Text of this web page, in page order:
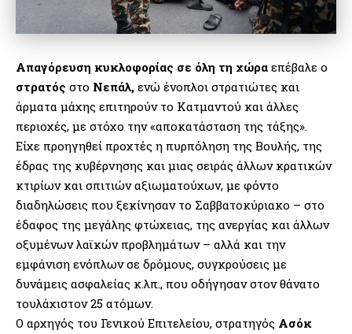
Απαγόρευση κυκλοφορίας σε όλη τη χώρα επέβαλε ο
στρατός στο Νεπάλ, ενώ ένοπλοι στρατιώτες και
άρματα μάχης επιτηρούν το Κατμαντού και άλλες
περιοχές, με στόχο την «αποκατάσταση της τάξης».
Είχε προηγηθεί προχτές η πυρπόληση της Βουλής, της
έδρας της κυβέρνησης και μιας σειράς άλλων κρατικών
κτιρίων και σπιτιών αξιωματούχων, με φόντο
διαδηλώσεις που ξεκίνησαν το Σαββατοκύριακο – στο
έδαφος της μεγάλης φτώχειας, της ανεργίας και άλλων
οξυμένων λαϊκών προβλημάτων – αλλά και την
εμφάνιση ενόπλων σε δρόμους, συγκρούσεις με
δυνάμεις ασφαλείας κ.λπ., που οδήγησαν στον θάνατο
τουλάχιστον 25 ατόμων.
Ο αρχηγός του Γενικού Επιτελείου, στρατηγός Ασόκ